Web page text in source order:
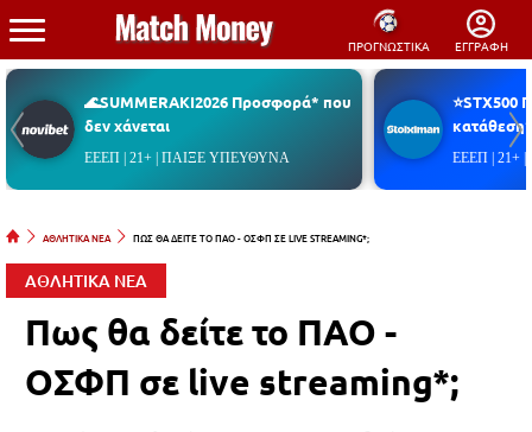
ΠΡΟΓΝΩΣΤΙΚΑ ΕΓΓΡΑΦΗ
🌊SUMMERAKI2026 Προσφορά* που
δεν χάνεται
ΕΕΕΠ | 21+ | ΠΑΙΞΕ ΥΠΕΥΘΥΝΑ
⭐STX500
ΕΕΕΠ | 21+
ΑΘΛΗΤΙΚΑ ΝΕΑ ΠΩΣ ΘΑ ΔΕΙΤΕ ΤΟ ΠΑΟ - ΟΣΦΠ ΣΕ LIVE STREAMING*;
ΑΘΛΗΤΙΚΑ ΝΕΑ
Πως θα δείτε το ΠΑΟ -
ΟΣΦΠ σε live streaming*;